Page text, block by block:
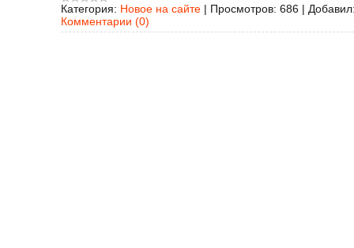
Категория: Новое на сайте | Просмотров: 686 |
Комментарии (0)